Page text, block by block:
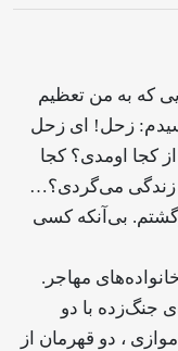
که به من تعظیم
زحل! ای زحل
کجا اومدی؟ کجا
زندگی می‌گردی؟…
بی‌آنکه کسی
مهاجر.
جنگ‌زده با دو
، دو قهرمان از